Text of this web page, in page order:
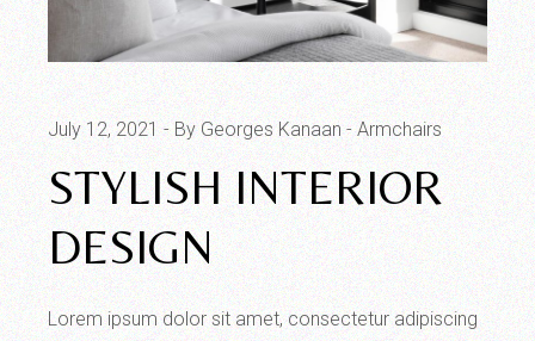
July 12, 2021 By Georges Kanaan Armchairs
STYLISH INTERIOR
DESIGN
Lorem ipsum dolor sit amet, consectetur adipiscing